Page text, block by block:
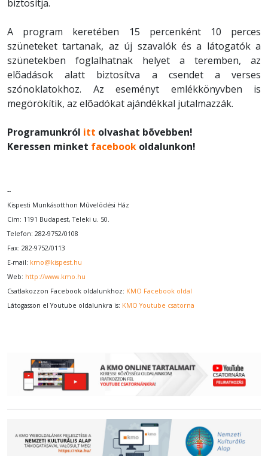
biztosítja.
A program keretében 15 percenként 10 perces
szüneteket tartanak, az új szavalók és a látogatók a
szünetekben foglalhatnak helyet a teremben, az
elõadások alatt biztosítva a csendet a verses
szónoklatokhoz. Az eseményt emlékkönyvben is
megörökítik, az elõadókat ajándékkal jutalmazzák.
Programunkról itt olvashat bõvebben!
Keressen minket facebook oldalunkon!
--
Kispesti Munkásotthon Mûvelõdési Ház
Cím: 1191 Budapest, Teleki u. 50.
Telefon: 282-9752/0108
Fax: 282-9752/0113
E-mail: kmo@kispest.hu
Web: http://www.kmo.hu
Csatlakozzon Facebook oldalunkhoz: KMO Facebook oldal
Látogasson el Youtube oldalunkra is: KMO Youtube csatorna